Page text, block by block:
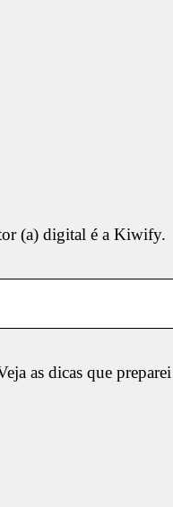
(a) digital é a Kiwify.
as dicas que